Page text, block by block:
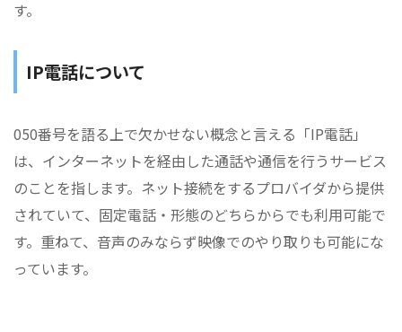
す。
IP電話について
050番号を語る上で欠かせない概念と言える「IP電話」
は、インターネットを経由した通話や通信を行うサービス
のことを指します。ネット接続をするプロバイダから提供
されていて、固定電話・形態のどちらからでも利用可能で
す。重ねて、音声のみならず映像でのやり取りも可能にな
っています。